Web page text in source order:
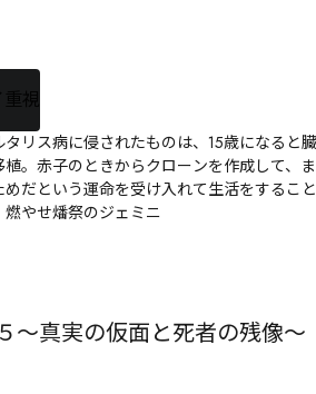
視
リス病に侵されたものは、15歳になる
。赤子のときからクローンを作成して
だという運命を受け入れて生活をする
燃やせ燔祭のジェミニ
〜真実の仮面と死者の残像〜